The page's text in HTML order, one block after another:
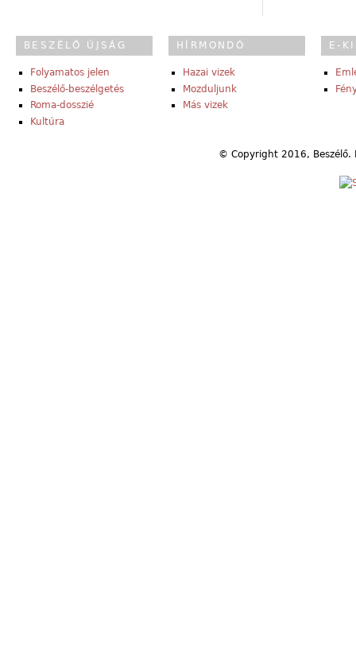
BESZÉLŐ ÚJSÁG
Folyamatos jelen
Beszélő-beszélgetés
Roma-dosszié
Kultúra
HÍRMONDÓ
Hazai vizek
Mozduljunk
Más vizek
E-
© Copyright 2016,